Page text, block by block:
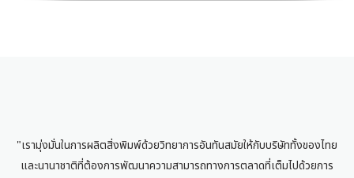
"เรามุ่งมั่นในการผลิตสิ่งพิมพ์ด้วยวิทยาการอันทันสมัยให้กับบริษัททั้งของไทย
และนานาชาติที่ต้องการพัฒนาความสามารถทางการตลาดที่เต็มไปด้วยการ